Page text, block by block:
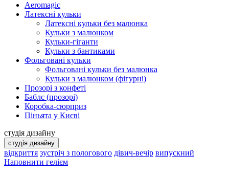
Aeromagic
Латексні кульки
Латексні кульки без малюнка
Кульки з малюнком
Кульки-гіганти
Кульки з бантиками
Фольговані кульки
Фольговані кульки без малюнка
Кульки з малюнком (фігурні)
Прозорі з конфеті
Баблс (прозорі)
Коробка-сюрприз
Піньята у Києві
студія дизайну
студія дизайну
відкриття зустріч з пологового дівич-вечір випускний
Наповнити гелієм